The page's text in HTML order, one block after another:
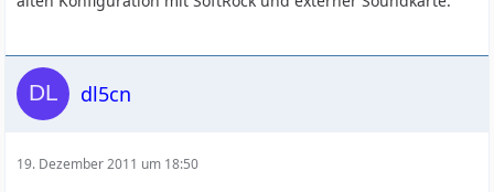
dl5cn
19. Dezember 2011 um 18:50